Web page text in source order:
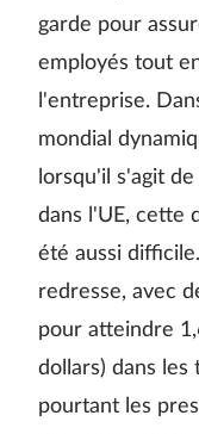
garde pour
employés tout
l'entreprise.
mondial
lorsqu'il s'agit
dans l'UE, cette
été aussi
redresse, avec
pour atteindre
dollars) dans les
pourtant les